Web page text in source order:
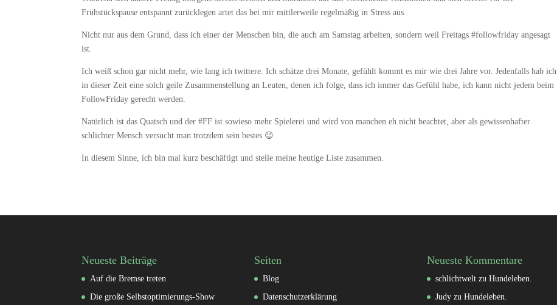
Frühstückspause entspannt zurücklegen artet das bei mir mittlerweile regelmäßig in Stress aus.
Nicht nur aus dem Grund, dass ich einer der Menschen bin, die auch am Samstag arbeiten, sondern weil Freitags #followfriday angesagt
ist.
Ich weiß schon gar nicht mehr, wie lang ich twittere. Ich schätze drei Monate, gefühlt kommt es mir wie drei Jahre vor. Jedenfalls hab ich
in dieser Zeit eine solch geile Zusammenstellung an Leuten, denen ich folge, dass ich immer das Gefühl habe, ich kann nicht jedem beim
FollowFriday gerecht werden.
Natürlich ist das Quatsch und der #FF ist sowieso mehr Spielerei und wird von manchen eh nicht beachtet, aber als gewissenhafter
schlichter Mensch versucht man trotzdem sein bestes 😉
In diesem Sinne, ich bin mal kurz beschäftigt und stelle meine heutige Liste zusammen.
Neueste Beiträge
Auf die Bremse treten
Die große Selbstoptimierungs-Show
Seiten
Blog
Datenschutzerklärung
Neueste Kommentare
schlichtweltzu Hundeleben.
Judyzu Hundeleben.